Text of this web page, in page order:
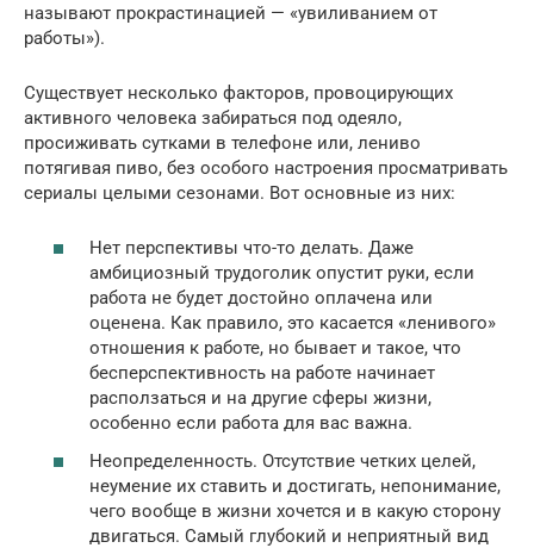
называют прокрастинацией — «увиливанием от
работы»).
Существует несколько факторов, провоцирующих
активного человека забираться под одеяло,
просиживать сутками в телефоне или, лениво
потягивая пиво, без особого настроения просматривать
сериалы целыми сезонами. Вот основные из них:
Нет перспективы что-то делать. Даже
амбициозный трудоголик опустит руки, если
работа не будет достойно оплачена или
оценена. Как правило, это касается «ленивого»
отношения к работе, но бывает и такое, что
бесперспективность на работе начинает
расползаться и на другие сферы жизни,
особенно если работа для вас важна.
Неопределенность. Отсутствие четких целей,
неумение их ставить и достигать, непонимание,
чего вообще в жизни хочется и в какую сторону
двигаться. Самый глубокий и неприятный вид